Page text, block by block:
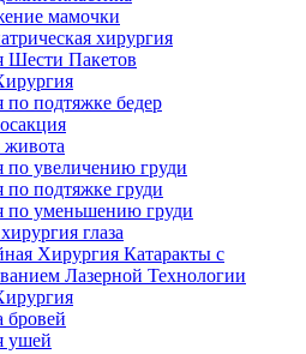
мамочки
хирургия
Шести Пакетов
по подтяжке бедер
живота
по увеличению груди
по подтяжке груди
по уменьшению груди
глаза
Хирургия Катаракты с
Лазерной Технологии
бровей
ушей